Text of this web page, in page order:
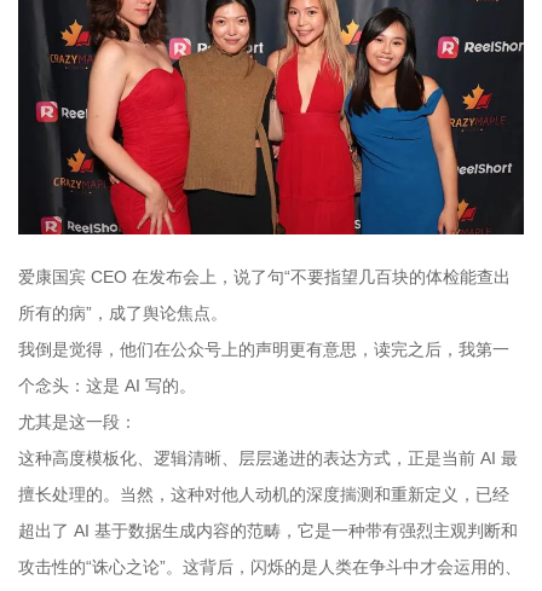
爱康国宾 CEO 在发布会上，说了句“不要指望几百块的体检能查出
所有的病”，成了舆论焦点。
我倒是觉得，他们在公众号上的声明更有意思，读完之后，我第一
个念头：这是 AI 写的。
尤其是这一段：
这种高度模板化、逻辑清晰、层层递进的表达方式，正是当前 AI 最
擅长处理的。当然，这种对他人动机的深度揣测和重新定义，已经
超出了 AI 基于数据生成内容的范畴，它是一种带有强烈主观判断和
攻击性的“诛心之论”。这背后，闪烁的是人类在争斗中才会运用的、